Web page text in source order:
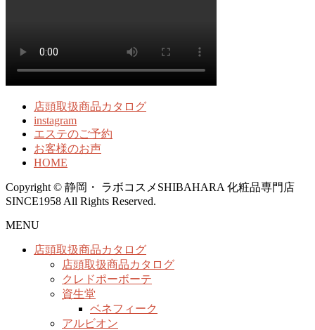
店頭取扱商品カタログ
instagram
エステのご予約
お客様のお声
HOME
Copyright © 静岡・ ラボコスメSHIBAHARA 化粧品専門店
SINCE1958 All Rights Reserved.
MENU
店頭取扱商品カタログ
店頭取扱商品カタログ
クレドポーボーテ
資生堂
ベネフィーク
アルビオン